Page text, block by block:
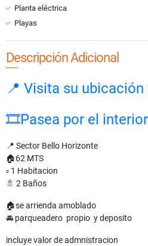
Planta eléctrica
Playas
Descripción Adicional
📍 Visita su ubicación
🎞Pasea por el
📍 Sector Bello Horizonte
🏠62 MTS
▫ 1 Habitacion
🚿 2 Baños
🏠se arrienda amoblado
🚘 parqueadero propio y deposito
incluye valor de admnistracion